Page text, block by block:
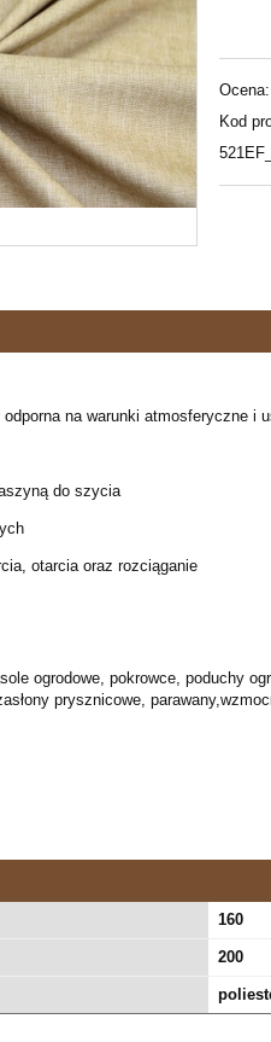
Ocena:
Kod
na warunki atmosferyczne i
do szycia
otarcia oraz rozciąganie
ogrodowe, pokrowce, poduchy
prysznicowe,
160
200